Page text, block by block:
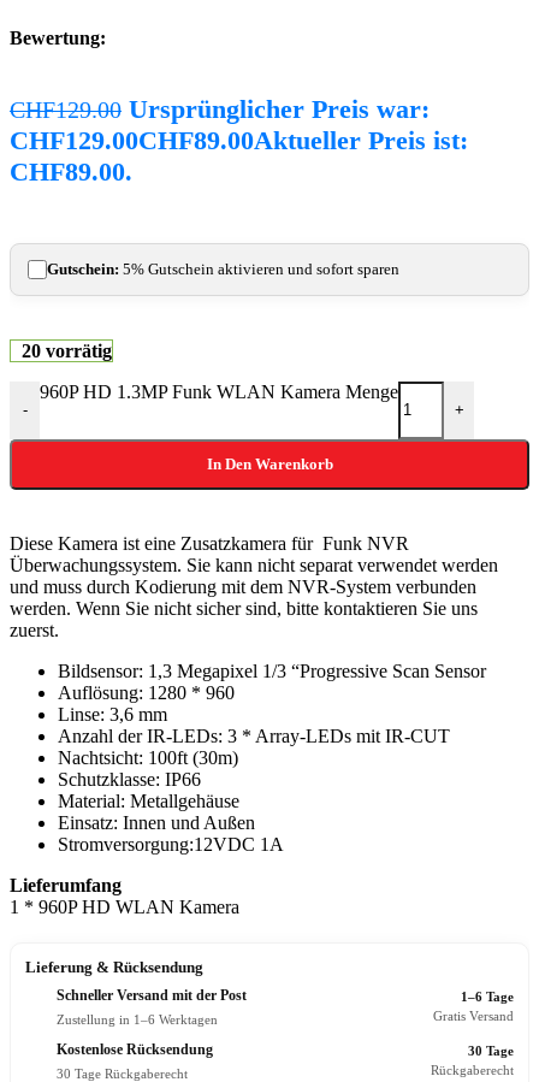
Bewertung:
CHF129.00 Ursprünglicher Preis war:
CHF129.00CHF89.00Aktueller Preis ist:
CHF89.00.
Gutschein: 5% Gutschein aktivieren und sofort sparen
20 vorrätig
-
960P HD 1.3MP Funk WLAN Kamera Menge
+
In Den Warenkorb
Diese Kamera ist eine Zusatzkamera für Funk NVR
Überwachungssystem. Sie kann nicht separat verwendet werden
und muss durch Kodierung mit dem NVR-System verbunden
werden. Wenn Sie nicht sicher sind, bitte kontaktieren Sie uns
zuerst.
Bildsensor: 1,3 Megapixel 1/3 “Progressive Scan Sensor
Auflösung: 1280 * 960
Linse: 3,6 mm
Anzahl der IR-LEDs: 3 * Array-LEDs mit IR-CUT
Nachtsicht: 100ft (30m)
Schutzklasse: IP66
Material: Metallgehäuse
Einsatz: Innen und Außen
Stromversorgung:12VDC 1A
Lieferumfang
1 * 960P HD WLAN Kamera
Lieferung & Rücksendung
Schneller Versand mit der Post
Zustellung in 1–6 Werktagen
1–6 Tage
Gratis Versand
Kostenlose Rücksendung
30 Tage Rückgaberecht
30 Tage
Rückgaberecht